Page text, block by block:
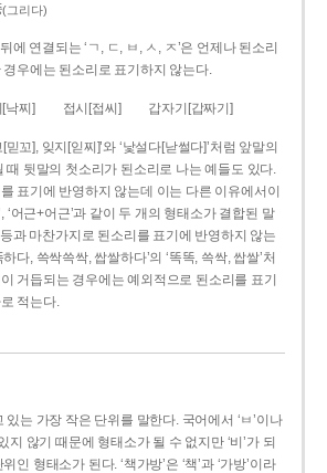
(그리다)
에 연결되는 ‘ㄱ, ㄷ, ㅂ, ㅅ, ㅈ’은 언제나 된소리
우에는 된소리로 표기하지 않는다.
[낙찌] 접시[접씨] 갑자기[갑짜기]
[믿꼬], 잊지[읻찌]’와 ‘낯설다[낟썰다]’처럼 앞말의
때 뒷말의 첫소리가 된소리로 나는 예들도 있다.
표기에 반영하지 않는데 이는 다른 이유에서이
‘어근+어근’과 같이 두 개의 형태소가 결합된 말
등과 마찬가지로 된소리를 표기에 반영하지 않는
다, 쓱싹쓱싹, 쌉쌀하다’의 ‘똑똑, 쓱싹, 쌉쌀’처
거듭되는 경우에는 예외적으로 된소리를 표기
적는다.
있는 가장 작은 단위를 말한다. 국어에서 ‘ㅂ’이나
지 않기 때문에 형태소가 될 수 없지만 ‘비’가 되
인 형태소가 된다. ‘책가방’은 ‘책’과 ‘가방’이라